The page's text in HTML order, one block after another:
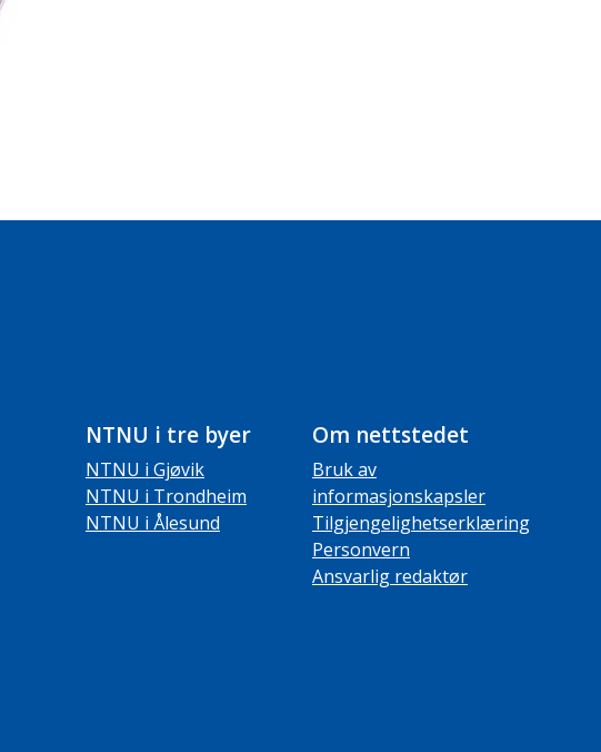
NTNU i tre byer
NTNU i Gjøvik
NTNU i Trondheim
NTNU i Ålesund
Om nettstedet
Bruk av
informasjonskapsler
Tilgjengelighetserklæring
Personvern
Ansvarlig redaktør